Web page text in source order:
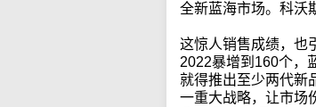
全新蓝海市场。科沃
这惊人销售成绩，也
2022暴增到160个，
就得推出至少两代新
一重大战略，让市场